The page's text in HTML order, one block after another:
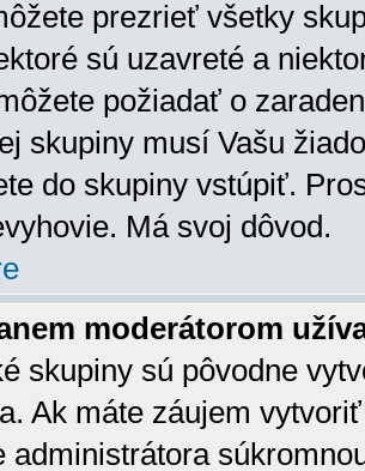
prezrieť všetky
sú uzavreté a
požiadať o
skupiny musí Vašu
do skupiny vstúpiť.
Má svoj dôvod.
moderátorom
skupiny sú pôvodne
Ak máte záujem
administrátora